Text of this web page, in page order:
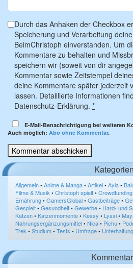
Durch das Anhaken der Checkbox
Speicherung und Verarbeitung
BeimChristoph einverstanden. Um
Kommentare zu behalten und
speichern wir (soweit von dir
Kommentar sowie Zeitstempel
deine Kommentare später jederzeit
lassen. Detaillierte Informationen
Datenschutz-Erklärung. *
E-Mail-Benachrichtigung bei weiteren
Auch möglich: Abo ohne Kommentar.
Kategorien
Allgemein•Anime & Manga•Artikel•Ayla•
Filme & Musik •Christoph spielt•Crowdfunding
Ernährung•GamersGlobal•Gastbeiträge•
Gespielt•Gesundheit•Gewerbe• Hard- und
Katzen•Katzenmomente•Kessy • Lyssi•
Nahrungsergänzungsmittel•Nica• Pichu•
Trek •Studium•Tests • Umfrage•